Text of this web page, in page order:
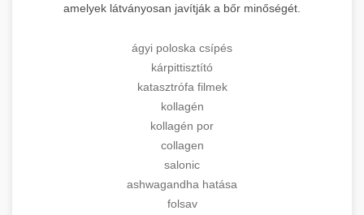
amelyek látványosan javítják a bőr minőségét.
ágyi poloska csípés
kárpittisztító
katasztrófa filmek
kollagén
kollagén por
collagen
salonic
ashwagandha hatása
folsav